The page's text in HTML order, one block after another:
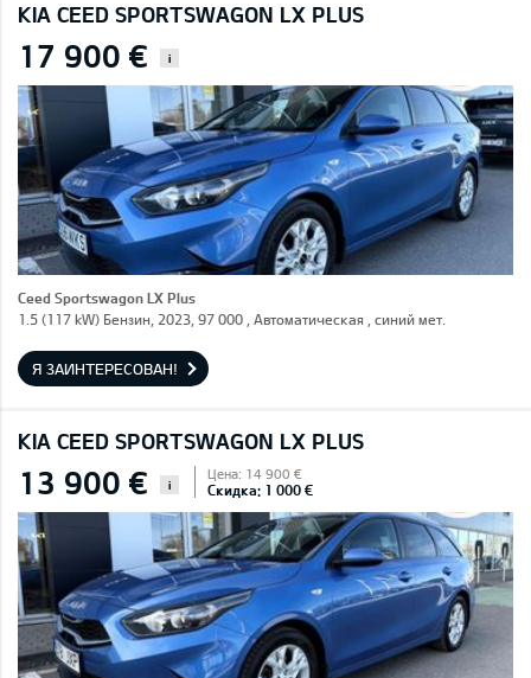
KIA CEED SPORTSWAGON LX PLUS
17 900 € i
Ceed Sportswagon LX Plus
1.5 (117 kW) Бензин, 2023, 97 000 , Автоматическая , синий мет.
Я ЗАИНТЕРЕСОВАН!
KIA CEED SPORTSWAGON LX PLUS
13 900 € i
Цена: 14 900 €
Скидка: 1 000 €